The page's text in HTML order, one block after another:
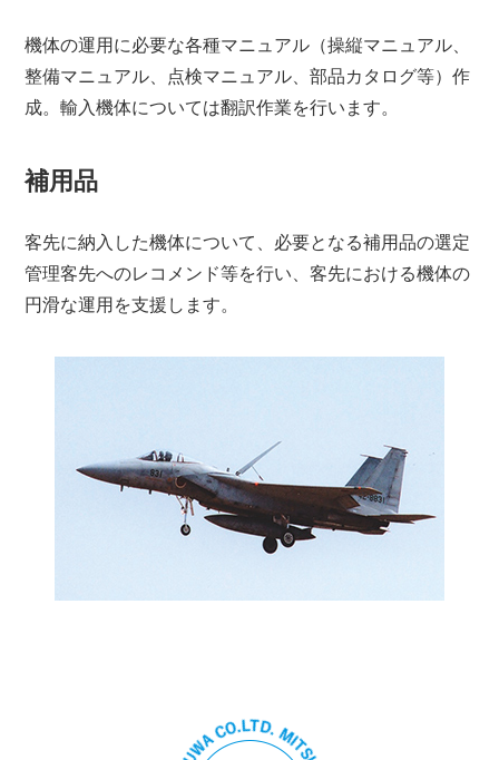
機体の運用に必要な各種マニュアル（操縦マニュアル、
整備マニュアル、点検マニュアル、部品カタログ等）作
成。輸入機体については翻訳作業を行います。
補用品
客先に納入した機体について、必要となる補用品の選定
管理客先へのレコメンド等を行い、客先における機体の
円滑な運用を支援します。